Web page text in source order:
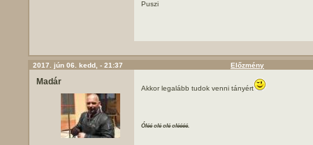
Puszi
2017. jún 06. kedd, - 21:37 Előzmény
Madár
Akkor legalább tudok venni tányért
Óléé olé olé oléééé.